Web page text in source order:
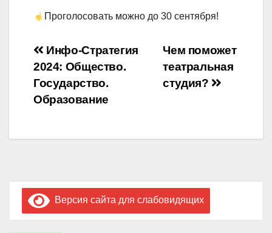
Проголосовать можно до 30 сентября!
Навигация
по
записям
Чем поможет
театральная
студия?
Инфо-Стратегия
2024: Общество.
Государство.
Образование
Версия сайта для слабовидящих